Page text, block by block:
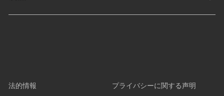
法的情報
プライバシーに関する声明